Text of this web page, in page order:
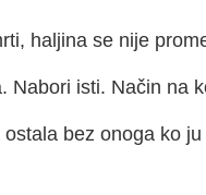
haljina se nije
Nabori isti. Način na
bez onoga ko